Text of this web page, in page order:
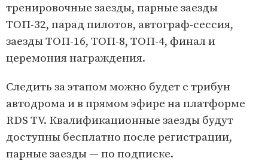
тренировочные заезды, парные заезды
ТОП-32, парад пилотов, автограф-сессия,
заезды ТОП-16, ТОП-8, ТОП-4, финал и
церемония награждения.
Следить за этапом можно будет с трибун
автодрома и в прямом эфире на платформе
RDS TV. Квалификационные заезды будут
доступны бесплатно после регистрации,
парные заезды — по подписке.